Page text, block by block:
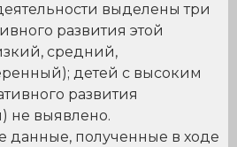
выделены три
развития этой
средний,
детей с высоким
развития
не выявлено.
данные, полученные в ходе